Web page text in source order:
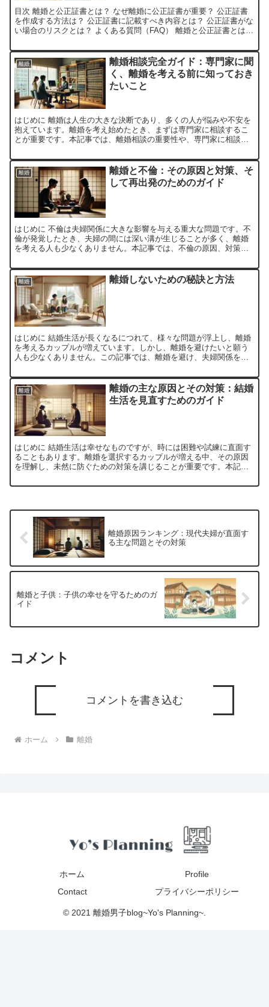
目次 離婚と公正証書とは？ なぜ離婚に公正証書が重要？ 公正証書
を作成する方法は？ 公正証書に記載すべき内容とは？ 公正証書がな
い場合のリスクとは？ よくある質問（FAQ） 離婚と公正証書とは？
離婚
離婚相談完全ガイド：専門家に聞
く、離婚を考える前に知っておき
たいこと
はじめに 離婚は人生の大きな決断であり、多くの人が悩みや不安を
抱えています。離婚を考え始めたとき、まずは専門家に相談するこ
とが重要です。本記事では、離婚相談の重要性や、専門家に相談す
離婚
離婚と不倫：その原因と対策、そ
して再出発のためのガイド
はじめに 不倫は夫婦関係に大きな影響を与える重大な問題です。不
倫が発覚したとき、夫婦の間には深い溝が生じることが多く、離婚
を考える人も少なくありません。本記事では、不倫の原因、対策、
離婚 離婚しないための秘訣と方法
はじめに 結婚生活が長くなるにつれて、様々な問題が浮上し、離婚
を考えるカップルが増えています。しかし、離婚を避けたいと願う
人も少なくありません。この記事では、離婚を避け、夫婦関係を修
離婚
離婚の主な原因とその対策：結婚
生活を見直すためのガイド
はじめに 結婚生活は幸せなものですが、時には困難や試練に直面す
ることもあります。離婚を選択するカップルが増える中、その原因
を理解し、未然に防ぐための対策を講じることが重要です。本記事
離婚原因ランキング：現代夫婦が直面す
る主な問題とその対策
離婚と子供：子供の幸せを守るためのガ
イド
コメント
コメントを書き込む
ホーム 離婚
ホーム
Profile
Contact
プライバシーポリシー
© 2021 離婚男子blog~Yo's Planning~.